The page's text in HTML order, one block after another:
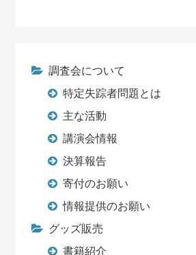
調査会について
特定失踪者問題とは
主な活動
講演会情報
決算報告
寄付のお願い
情報提供のお願い
グッズ販売
書籍紹介